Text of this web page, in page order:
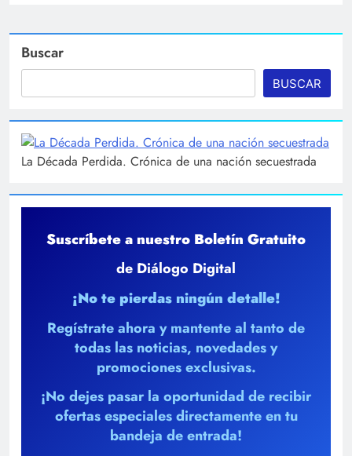
Buscar
BUSCAR
La Década Perdida. Crónica de una nación secuestrada
Suscríbete a nuestro Boletín Gratuito
de Diálogo Digital
¡No te pierdas ningún detalle!
Regístrate ahora y mantente al tanto de
todas las noticias, novedades y
promociones exclusivas.
¡No dejes pasar la oportunidad de recibir
ofertas especiales directamente en tu
bandeja de entrada!